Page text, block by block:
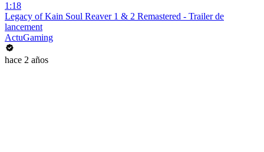
1:18
Legacy of Kain Soul Reaver 1 & 2 Remastered - Trailer de
lancement
ActuGaming
hace 2 años